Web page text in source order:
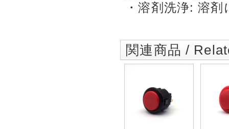
・溶剤洗浄: 溶
関連商品 /